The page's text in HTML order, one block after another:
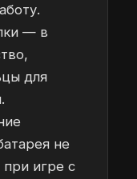
— в
для
не
при игре с